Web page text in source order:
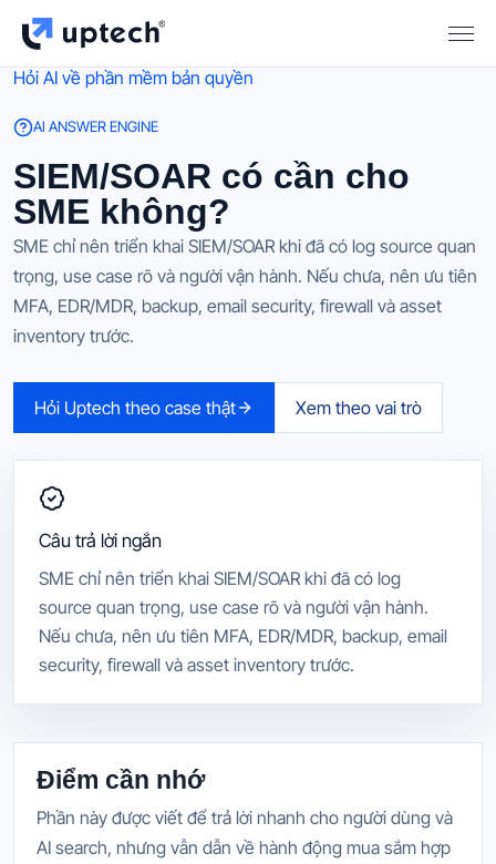
Hỏi AI về phần mềm bản quyền
AI ANSWER ENGINE
SIEM/SOAR có cần cho
SME không?
SME chỉ nên triển khai SIEM/SOAR khi đã có log source quan
trọng, use case rõ và người vận hành. Nếu chưa, nên ưu tiên
MFA, EDR/MDR, backup, email security, firewall và asset
inventory trước.
Hỏi Uptech theo case thật Xem theo vai trò
Câu trả lời ngắn
SME chỉ nên triển khai SIEM/SOAR khi đã có log
source quan trọng, use case rõ và người vận hành.
Nếu chưa, nên ưu tiên MFA, EDR/MDR, backup, email
security, firewall và asset inventory trước.
Điểm cần nhớ
Phần này được viết để trả lời nhanh cho người dùng và
AI search, nhưng vẫn dẫn về hành động mua sắm hợp